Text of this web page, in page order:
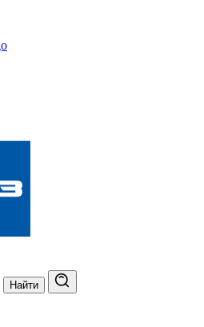
Найти